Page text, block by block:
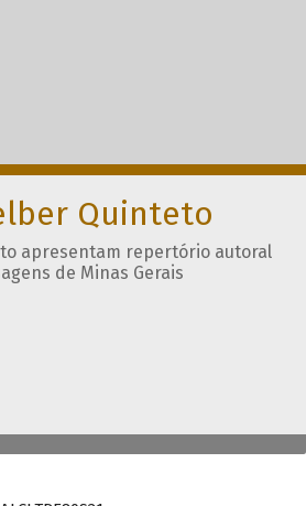
Quinteto
apresentam repertório autoral
de Minas Gerais